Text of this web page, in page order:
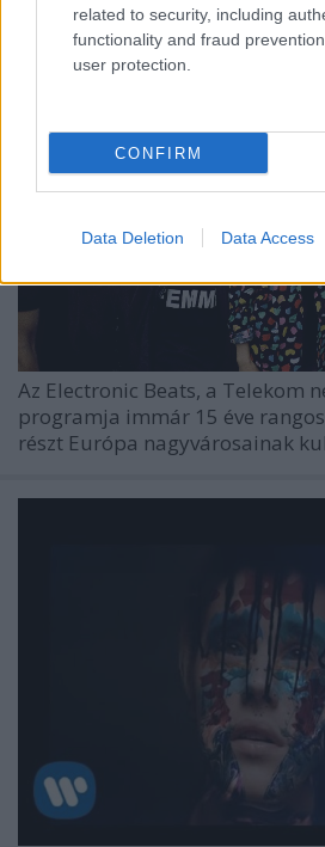
related to security, including
functionality and fraud
user protection.
CONFIRM
Data Deletion Data Access
Az Electronic Beats, a Telekom
programja immár 15 éve
részt Európa nagyvárosainak